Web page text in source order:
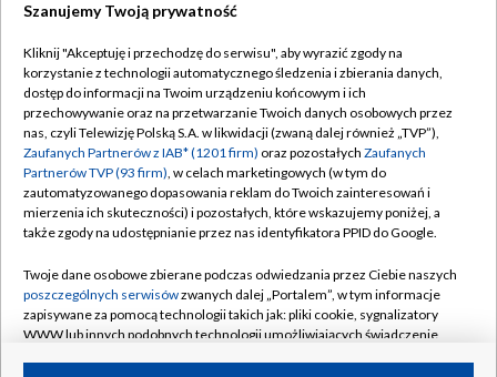
TVP
Abonament TVP
Emisja w TVP
Centrum informacji TVP
Naziemna Telewizja Cyfrowa
Rada Programowa
System NOS
Informacje o nadawcy
Regulamin TVP
Polityka prywatności
Moje zgody
Pomoc
Kontakt
Kanały
Szanujemy Twoją prywatność
Kliknij "Akceptuję i przechodzę do serwisu", aby wyrazić zgody na
korzystanie z technologii automatycznego śledzenia i zbierania danych,
dostęp do informacji na Twoim urządzeniu końcowym i ich
przechowywanie oraz na przetwarzanie Twoich danych osobowych przez
nas, czyli Telewizję Polską S.A. w likwidacji (zwaną dalej również „TVP”),
Zaufanych Partnerów z IAB* (1201 firm) oraz pozostałych Zaufanych
Partnerów TVP (93 firm), w celach marketingowych (w tym do
zautomatyzowanego dopasowania reklam do Twoich zainteresowań i
mierzenia ich skuteczności) i pozostałych, które wskazujemy poniżej, a
także zgody na udostępnianie przez nas identyfikatora PPID do Google.
Twoje dane osobowe zbierane podczas odwiedzania przez Ciebie naszych
poszczególnych serwisówzwanych dalej „Portalem”, w tym informacje
zapisywane za pomocą technologii takich jak: pliki cookie, sygnalizatory
WWW lub innych podobnych technologii umożliwiających świadczenie